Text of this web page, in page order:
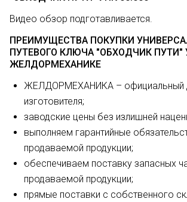
Видео обзор подготавливается.
ПРЕИМУЩЕСТВА ПОКУПКИ
ПУТЕВОГО КЛЮЧА "ОБХОДЧИК ПУТИ"
ЖЕЛДОРМЕХАНИКЕ
ЖЕЛДОРМЕХАНИКА – официальный
изготовителя;
заводские цены без излишней
выполняем гарантийные
продаваемой продукции;
обеспечиваем поставку запасных
продаваемой продукции;
прямые поставки с собственного